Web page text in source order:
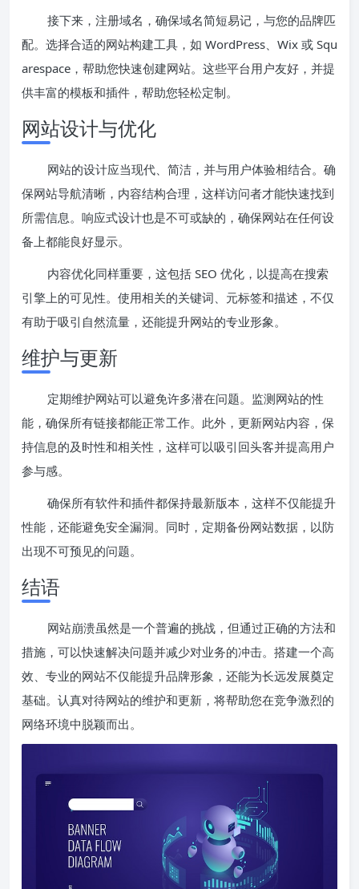
接下来，注册域名，确保域名简短易记，与您的品牌匹
配。选择合适的网站构建工具，如 WordPress、Wix 或 Squ
arespace，帮助您快速创建网站。这些平台用户友好，并提
供丰富的模板和插件，帮助您轻松定制。
网站设计与优化
网站的设计应当现代、简洁，并与用户体验相结合。确
保网站导航清晰，内容结构合理，这样访问者才能快速找到
所需信息。响应式设计也是不可或缺的，确保网站在任何设
备上都能良好显示。
内容优化同样重要，这包括 SEO 优化，以提高在搜索
引擎上的可见性。使用相关的关键词、元标签和描述，不仅
有助于吸引自然流量，还能提升网站的专业形象。
维护与更新
定期维护网站可以避免许多潜在问题。监测网站的性
能，确保所有链接都能正常工作。此外，更新网站内容，保
持信息的及时性和相关性，这样可以吸引回头客并提高用户
参与感。
确保所有软件和插件都保持最新版本，这样不仅能提升
性能，还能避免安全漏洞。同时，定期备份网站数据，以防
出现不可预见的问题。
结语
网站崩溃虽然是一个普遍的挑战，但通过正确的方法和
措施，可以快速解决问题并减少对业务的冲击。搭建一个高
效、专业的网站不仅能提升品牌形象，还能为长远发展奠定
基础。认真对待网站的维护和更新，将帮助您在竞争激烈的
网络环境中脱颖而出。